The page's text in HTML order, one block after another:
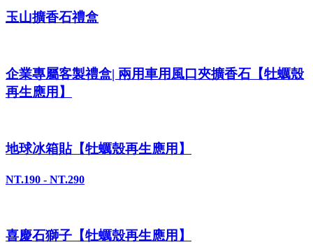
玉山擴香石禮盒
企業專屬客製禮盒| 兩用車用風口夾擴香石【牡蠣殼
再生應用】
地球冰箱貼【牡蠣殼再生應用】
NT.190 - NT.290
喜慶石獅子【牡蠣殼再生應用】